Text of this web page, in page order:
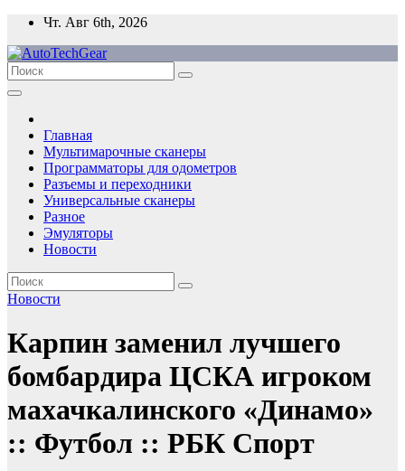
Перейти
содержимому
Чт. Авг 6th, 2026
Главная
Мультимарочные сканеры
Программаторы для одометров
Разъемы и переходники
Универсальные сканеры
Разное
Эмуляторы
Новости
Новости
Карпин заменил лучшего
бомбардира ЦСКА игроком
махачкалинского «Динамо»
:: Футбол :: РБК Спорт